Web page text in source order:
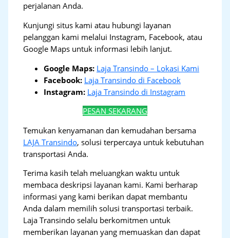
perjalanan Anda.
Kunjungi situs kami atau hubungi layanan
pelanggan kami melalui Instagram, Facebook, atau
Google Maps untuk informasi lebih lanjut.
Google Maps: Laja Transindo – Lokasi Kami
Facebook: Laja Transindo di Facebook
Instagram: Laja Transindo di Instagram
PESAN SEKARANG
Temukan kenyamanan dan kemudahan bersama
LAJA Transindo, solusi terpercaya untuk kebutuhan
transportasi Anda.
Terima kasih telah meluangkan waktu untuk
membaca deskripsi layanan kami. Kami berharap
informasi yang kami berikan dapat membantu
Anda dalam memilih solusi transportasi terbaik.
Laja Transindo selalu berkomitmen untuk
memberikan layanan yang memuaskan dan dapat